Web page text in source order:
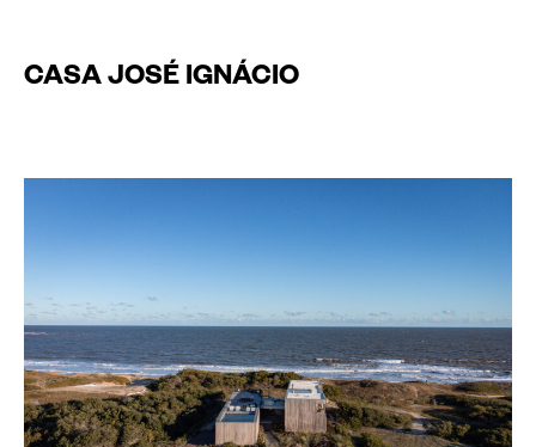
CASA JOSÉ IGNÁCIO